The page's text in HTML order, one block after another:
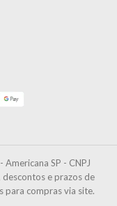
Americana SP - CNPJ
e prazos de
para compras via site.